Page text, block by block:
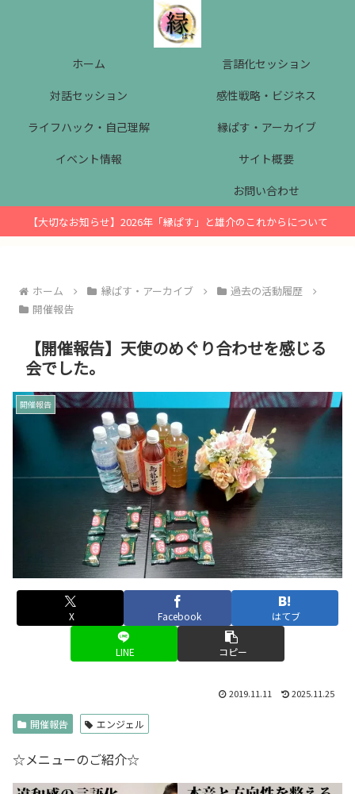
ホーム
言語化セッション
対話セッション
感性戦略・ビジネス
ライフハック・自己理解
縁ぱす・アーカイブ
イベント情報
サイト概要
お問い合わせ
【大切なお知らせ】2026年「縁ぱす」と雄介のこれからについて
ホーム 縁ぱす・アーカイブ
過去の活動履歴
開催報告
【開催報告】天使のめぐり合わせを感じる
会でした。
開催報告
X Facebook はてブ
LINE コピー
2019.11.11 2025.11.25
開催報告 エンジェル
☆メニューのご紹介☆